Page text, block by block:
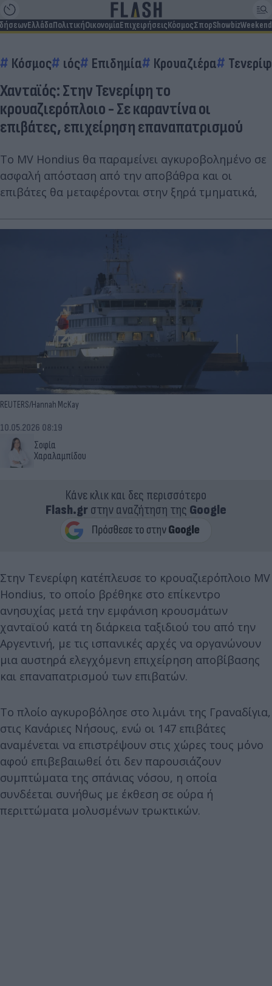
ΕλλάδαΠολιτικήΟικονομίαΕπιχειρήσειςΚόσμοςΣπορShowbizWeekend
Κόσμος ιός Επιδημία Κρουαζιέρα
Χανταϊός: Στην Τενερίφη το
κρουαζιερόπλοιο - Σε καραντίνα οι
επιβάτες, επιχείρηση επαναπατρισμού
Το MV Hondius θα παραμείνει αγκυροβολημένο σε
ασφαλή απόσταση από την αποβάθρα και οι
επιβάτες θα μεταφέρονται στην ξηρά τμηματικά,
REUTERS/Hannah McKay
Σοφία
Χαραλαμπίδου
10.05.2026 08:19
Κάνε κλικ και δες περισσότερο
Flash.grστην αναζήτηση της Google
Στην Τενερίφη κατέπλευσε το κρουαζιερόπλοιο MV
Hondius, το οποίο βρέθηκε στο επίκεντρο
ανησυχίας μετά την εμφάνιση κρουσμάτων
χανταϊού κατά τη διάρκεια ταξιδιού του από την
Αργεντινή, με τις ισπανικές αρχές να οργανώνουν
μια αυστηρά ελεγχόμενη επιχείρηση αποβίβασης
και επαναπατρισμού των επιβατών.
Το πλοίο αγκυροβόλησε στο λιμάνι της Γραναδίγια,
στις Κανάριες Νήσους, ενώ οι 147 επιβάτες
αναμένεται να επιστρέψουν στις χώρες τους μόνο
αφού επιβεβαιωθεί ότι δεν παρουσιάζουν
συμπτώματα της σπάνιας νόσου, η οποία
συνδέεται συνήθως με έκθεση σε ούρα ή
περιττώματα μολυσμένων τρωκτικών.